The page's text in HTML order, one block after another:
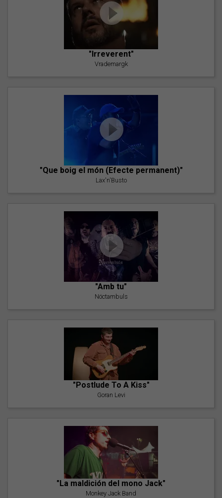
"Irreverent"
Vrademargk
"Que boig el món (Efecte permanent)"
Lax'n'Busto
"Amb tu"
Nöctambuls
"Postlude To A Kiss"
Goran Levi
"La maldición del mono Jack"
Monkey Jack Band